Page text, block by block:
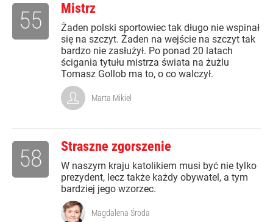
Mistrz
Żaden polski sportowiec tak długo nie wspinał
się na szczyt. Żaden na wejście na szczyt tak
bardzo nie zasłużył. Po ponad 20 latach
ścigania tytułu mistrza świata na żużlu
Tomasz Gollob ma to, o co walczył.
55
Marta Mikiel
Straszne zgorszenie
W naszym kraju katolikiem musi być nie tylko
prezydent, lecz także każdy obywatel, a tym
bardziej jego wzorzec.
58
Magdalena Środa